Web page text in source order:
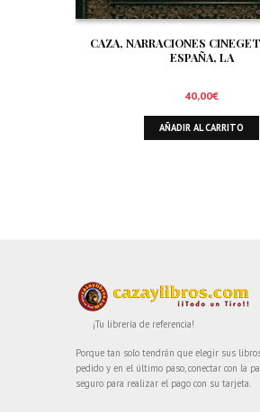
CAZA, NARRACIONES
ESPAÑA, LA
40,00€
AÑADIR AL CARRITO
¡Tu librería de referencia!
Porque tan solo tendrán que elegir sus
pedido y en el último paso, conectar con la
seguro para realizar el pago con su tarjeta.